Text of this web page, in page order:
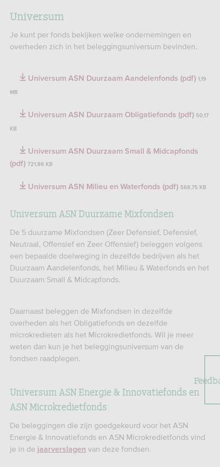
Universum
Je kunt per fonds bekijken welke ondernemingen en
overheden zich in het beleggingsuniversum bevinden.
Universum ASN Duurzaam Aandelenfonds (pdf) 1,19
MB
Universum ASN Duurzaam Obligatiefonds (pdf) 50,17
KB
Universum ASN Duurzaam Small & Midcapfonds
(pdf) 721,86 KB
Universum ASN Milieu en Waterfonds (pdf) 568,75 KB
Universum ASN Duurzame Mixfondsen
De 5 duurzame Mixfondsen (Zeer Defensief, Defensief,
Neutraal, Offensief en Zeer Offensief) beleggen volgens
een bepaalde doelweging in dezelfde bedrijven als het
Duurzaam Aandelenfonds, het Milieu & Waterfonds en het
Duurzaam Small & Midcapfonds.
Daarnaast beleggen de Mixfondsen in dezelfde
overheden als het Obligatiefonds en dezelfde
microkredieten als het Microkredietfonds. Wil je meer
weten dan kun je het beleggingsuniversum van de
fondsen raadplegen.
Universum ASN Energie & Innovatiefonds en
ASN Microkredietfonds
De beleggingen die zijn goedgekeurd voor het ASN
Energie & Innovatiefonds en ASN Microkredietfonds vind
je in de jaarverslagen van deze fondsen.